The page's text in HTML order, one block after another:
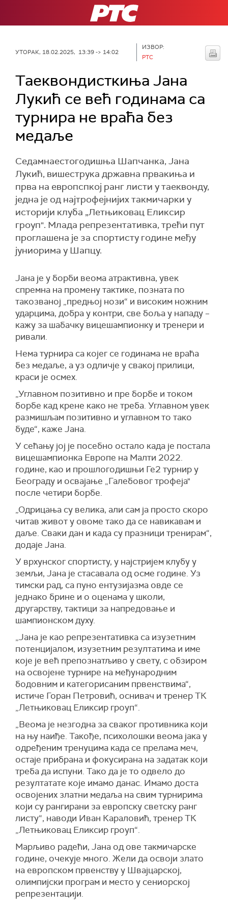
РТС
УТОРАК, 18.02.2025, 13:39 -> 14:02
ИЗВОР:
РТС
Таеквондисткиња Јана
Лукић се већ годинама са
турнира не враћа без
медаље
Седамнаестогодишња Шапчанка, Јана
Лукић, вишеструка државна првакиња и
прва на европспкој ранг листи у таеквонду,
једна је од најтрофејнијих такмичарки у
историји клуба „Летњиковац Еликсир
гроуп". Млада репрезентативка, трећи пут
проглашена је за спортисту године међу
јуниорима у Шапцу.
Јана је у борби веома атрактивна, увек
спремна на промену тактике, позната по
такозваној „предњој нози“ и високим ножним
ударцима, добра у контри, све боља у нападу –
кажу за шабачку вицешампионку и тренери и
ривали.
Нема турнира са којег се годинама не враћа
без медаље, а уз одличје у свакој прилици,
краси је осмех.
„Углавном позитивно и пре борбе и током
борбе кад крене како не треба. Углавном увек
размишљам позитивно и углавном то тако
буде“, каже Јана.
У сећању јој је посебно остало када је постала
вицешампионка Европе на Малти 2022.
године, као и прошлогодишњи Ге2 турнир у
Београду и освајање „Галебовог трофеја"
после четири борбе.
„Одрицања су велика, али сам ја просто скоро
читав живот у овоме тако да се навикавам и
даље. Сваки дан и када су празници тренирам“,
додаје Јана.
У врхунског спортисту, у најстријем клубу у
земљи, Јана је стасавала од осме године. Уз
тимски рад, са пуно ентузијазма овде се
једнако брине и о оценама у школи,
другарству, тактици за напредовање и
шампионском духу.
„Јана је као репрезентативка са изузетним
потенцијалом, изузетним резултатима и име
које је већ препознатљиво у свету, с обзиром
на освојене турнире на међународним
бодовним и категорисаним првенствима“,
истиче Горан Петровић, оснивач и тренер ТК
„Летњиковац Еликсир гроуп“.
„Веома је незгодна за сваког противника који
на њу наиђе. Такође, психолошки веома јака у
одређеним тренуцима када се прелама меч,
остаје прибрана и фокусирана на задатак који
треба да испуни. Тако да је то одвело до
резултатате које имамо данас. Имамо доста
освојених златни медаља на свим турнирима
који су рангирани за европску светску ранг
листу“, наводи Иван Караловић, тренер ТК
„Летњиковац Еликсир гроуп“.
Марљиво радећи, Јана од ове такмичарске
године, очекује много. Жели да освоји злато
на европском првенству у Швајцарској,
олимпијски програм и место у сениорској
репрезентацији.